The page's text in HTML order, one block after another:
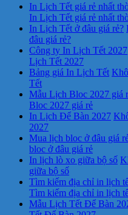
In Lịch Tết giá rẻ nhất
In Lịch Tết giá rẻ nhất
In Lịch Tết ở đâu giá rẻ?
đâu giá rẻ?
Công ty In Lịch Tết 2027
Lịch Tết 2027
Bảng giá In Lịch Tết
Tết
Mẫu Lịch Bloc 2027 giá
Bloc 2027 giá rẻ
In Lịch Để Bàn 2027
2027
Mua lịch bloc ở đâu giá
bloc ở đâu giá rẻ
In lịch lò xo giữa bộ số
giữa bộ số
Tìm kiếm địa chỉ in lịch
Tìm kiếm địa chỉ in lịch
Mẫu Lịch Tết Để Bàn